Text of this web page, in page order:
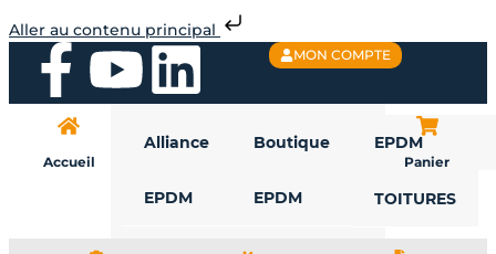
Aller au contenu principal
au
contenuF
a
c
Y
o
u
L
i
n
MON COMPTE
Accueil
Alliance
EPDM
Boutique
EPDM
EPDM
TOITURES
Panier